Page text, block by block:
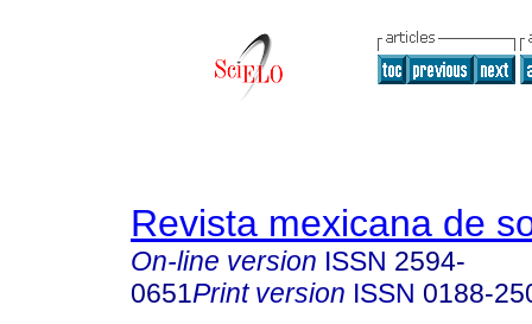
Revista mexicana de
On-line version ISSN 2594-
0651Print version ISSN 0188-